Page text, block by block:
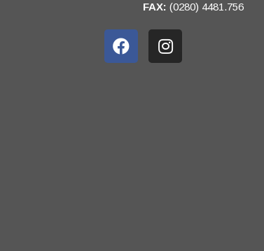
FAX: (0280) 4481.756